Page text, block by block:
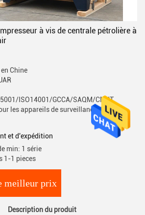
à vis de centrale pétrolière à
Chine
ISO14001/GCCA/SAQM/CMIIT
les appareils de surveillance de la
et d'expédition
min: 1 série
1-1 pieces
meilleur prix
Description du produit